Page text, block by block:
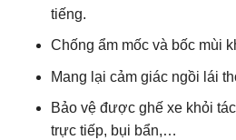
tiếng.
Chống ẩm mốc và bốc mùi
Mang lại cảm giác ngồi lái
Bảo vệ được ghế xe khỏi
trực tiếp, bụi bẩn,…